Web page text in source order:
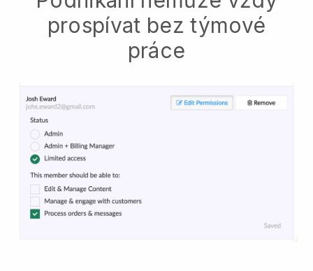
prospívat bez týmové
práce